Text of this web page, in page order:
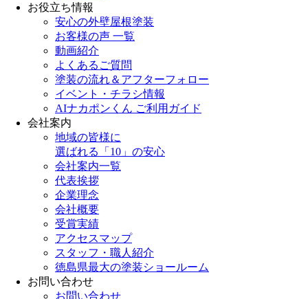
お役立ち情報
安心の外壁屋根塗装
お客様の声 一覧
動画紹介
よくあるご質問
塗装の流れ＆アフターフォロー
イベント・チラシ情報
AIナカポンくん ご利用ガイド
会社案内
地域の皆様に
選ばれる「10」の安心
会社案内一覧
代表挨拶
企業理念
会社概要
受賞実績
アクセスマップ
スタッフ・職人紹介
徳島県最大の塗装ショールーム
お問い合わせ
お問い合わせ